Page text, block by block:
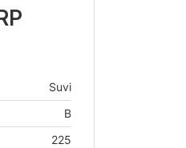
Suvi
B
225